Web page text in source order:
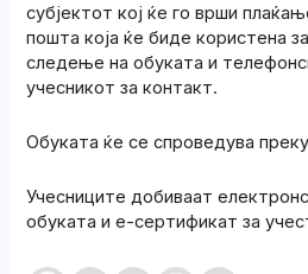
субјектот кој ќе го врши
пошта која ќе биде користена
следење на обуката и
учесникот за контакт.
Обуката ќе се спроведува
Учесниците добиваат
обуката и е-сертификат за